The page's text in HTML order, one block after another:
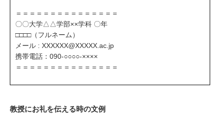
＝＝＝＝＝＝＝＝＝＝＝＝＝＝＝
〇〇大学△△学部××学科 〇年
□□□□（フルネーム）
メール : XXXXXX@XXXXX.ac.jp
携帯電話：090-○○○○-××××
＝＝＝＝＝＝＝＝＝＝＝＝＝＝＝
教授にお礼を伝える時の文例